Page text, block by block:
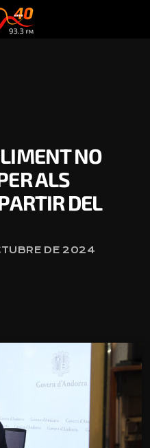
NO
ALS
DEL
DE 2024